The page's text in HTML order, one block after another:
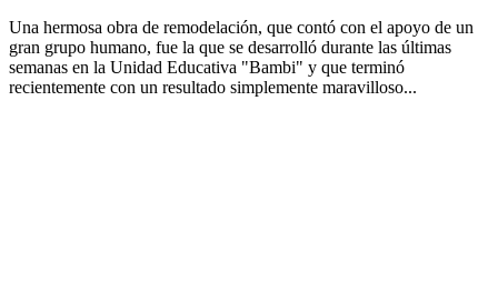
Una hermosa obra de remodelación, que contó con el apoyo de un
gran grupo humano, fue la que se desarrolló durante las últimas
semanas en la Unidad Educativa "Bambi" y que terminó
recientemente con un resultado simplemente maravilloso...